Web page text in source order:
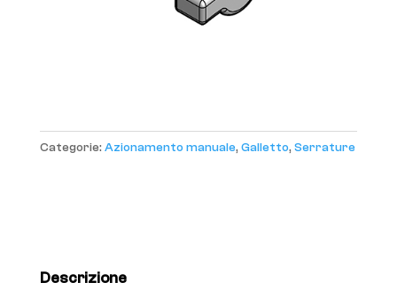
Categorie: Azionamento manuale, Galletto, Serrature
Descrizione